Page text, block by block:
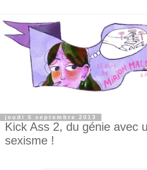
jeudi 5 septembre 2013
Kick Ass 2, du génie avec
sexisme !